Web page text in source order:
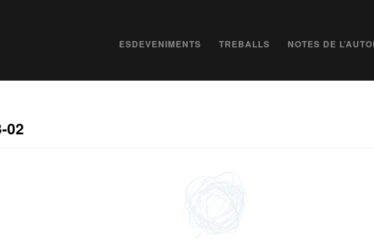
ESDEVENIMENTS TREBALLS NOTES DE
02